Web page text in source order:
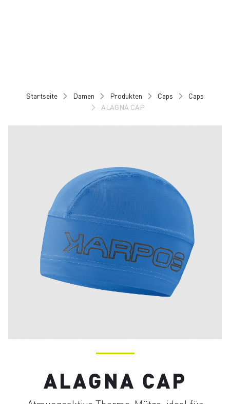
Startseite Damen Produkten Caps
Caps
ALAGNA CAP
ALAGNA CAP